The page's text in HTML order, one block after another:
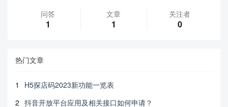
问答
1
文章
1
关注者
0
热门文章
1
H5探店码2023新功能一览表
2 抖音开放平台应用及相关接口如何申请？